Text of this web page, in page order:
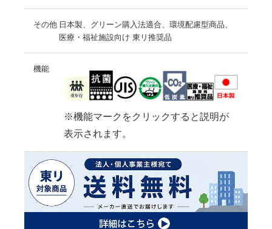
その他 日本製、グリーン購入法適合、環境配慮型商品、
医療・福祉施設向け 東リ推奨品
機能
※機能マークをクリックすると説明が
表示されます。